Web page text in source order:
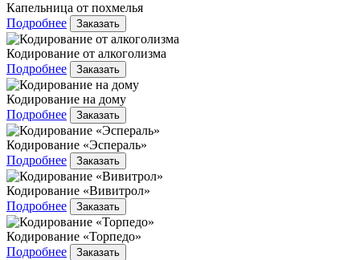
Капельница от похмелья
Подробнее
Заказать
Кодирование от алкоголизма
Подробнее
Заказать
Кодирование на дому
Подробнее
Заказать
Кодирование «Эспераль»
Подробнее
Заказать
Кодирование «Вивитрол»
Подробнее
Заказать
Кодирование «Торпедо»
Подробнее
Заказать